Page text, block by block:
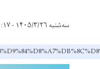
سه‌شنبه ۱۴۰۵/۳/۲۶ - ۱۱:۱۷